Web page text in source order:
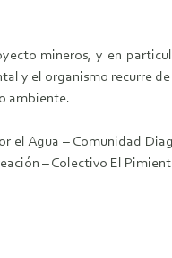
mineros, y en
y el organismo recurre
ambiente.
el Agua – Comunidad
– Colectivo El